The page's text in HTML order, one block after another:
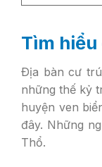
Tìm hiểu
Ðịa bàn cư
những thế kỷ
huyện ven
đây. Những
Thổ.